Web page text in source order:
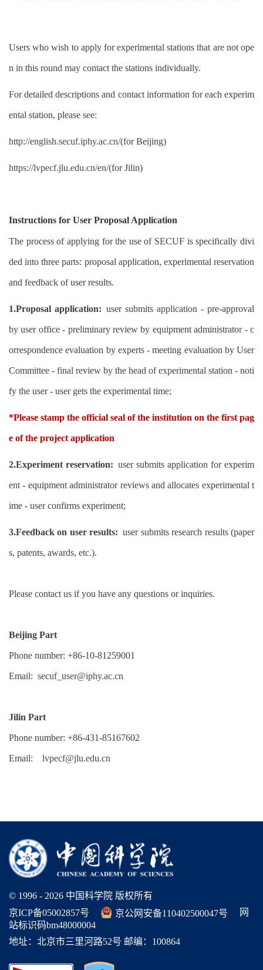
Users who wish to apply for experimental stations that are not ope
n in this round may contact the stations individually.
For detailed descriptions and contact information for each experim
ental station, please see:
http://english.secuf.iphy.ac.cn/(for Beijing)
https://lvpecf.jlu.edu.cn/en/(for Jilin)
Instructions for User Proposal Application
The process of applying for the use of SECUF is specifically divi
ded into three parts: proposal application, experimental reservation
and feedback of user results.
1.Proposal application: user submits application - pre-approval
by user office - preliminary review by equipment administrator - c
orrespondence evaluation by experts - meeting evaluation by User
Committee - final review by the head of experimental station - noti
fy the user - user gets the experimental time;
*Please stamp the official seal of the institution on the first pag
e of the project application
2.Experiment reservation: user submits application for experim
ent - equipment administrator reviews and allocates experimental t
ime - user confirms experiment;
3.Feedback on user results: user submits research results (paper
s, patents, awards, etc.).
Please contact us if you have any questions or inquiries.
Beijing Part
Phone number: +86-10-81259001
Email: secuf_user@iphy.ac.cn
Jilin Part
Phone number: +86-431-85167602
Email: lvpecf@jlu.edu.cn
© 1996 - 2026 中国科学院 版权所有
京ICP备05002857号
京公网安备110402500047号
网
站标识码bm48000004
地址：北京市三里河路52号 邮编：100864